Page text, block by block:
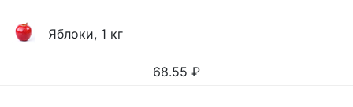
Яблоки, 1 кг
68.55 ₽